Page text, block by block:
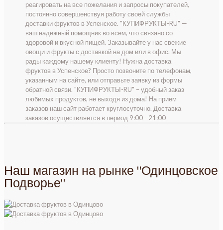
реагировать на все пожелания и запросы покупателей,
постоянно совершенствуя работу своей службы
доставки фруктов в Успенское. "КУПИФРУКТЫ-RU" —
ваш надежный помощник во всем, что связано со
здоровой и вкусной пищей. Заказывайте у нас свежие
овощи и фрукты с доставкой на дом или в офис. Мы
рады каждому нашему клиенту! Нужна доставка
фруктов в Успенское? Просто позвоните по телефонам,
указанным на сайте, или отправьте заявку из формы
обратной связи. "КУПИФРУКТЫ-RU" – удобный заказ
любимых продуктов, не выходя из дома! На прием
заказов наш сайт работает круглосуточно. Доставка
заказов осуществляется в период 9:00 - 21:00
Наш магазин на рынке "Одинцовское
Подворье"